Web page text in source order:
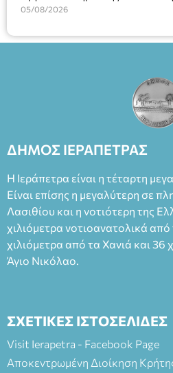
Φεδερίκο. Σκηνοθεσία: Βαγγέλης
Πλαστήρα), E&G Mini market
(Είσοδος ΕΠΑ.Λ.) Έναρξη 21:15
ΘΕΑΤΡΙΚΕΣ ΠΑΡΑΓΩΓΕΣ ΕΕ
Υπηρεσιών για αποφάσεις, πιστοποιητικά,
(Ν. 5314/2026).»
05/08/2026
ΔΗΜΟΣ ΙΕΡΑΠΕΤΡΑΣ
Η Ιεράπετρα είναι η τέταρτη
Είναι επίσης η μεγαλύτερη σε
Λασιθίου και η νοτιότερη της
χιλιόμετρα νοτιοανατολικά
χιλιόμετρα από τα Χανιά και 36
Άγιο Νικόλαο.
ΣΧΕΤΙΚΕΣ ΙΣΤΟΣΕΛΙΔΕΣ
Visit Ierapetra - Facebook Page
Αποκεντρωμένη Διοίκηση